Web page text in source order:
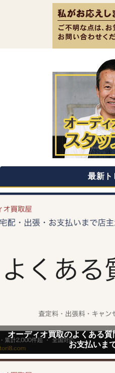
最新ト
オーディオ買取のよくある
お支払いま